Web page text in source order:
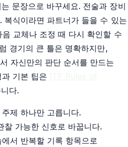
문장으로 바꾸세요. 전술과 장비
복식이라면 파트너가 들을 수 있는
교체나 조정 때 다시 확인할 수
경기의 큰 틀은 명확하지만,
자신만의 판단 순서를 만드는
기본 팁은
다.
제 하나만 고릅니다.
찰 가능한 신호로 바꿉니다.
서 반복할 기록 항목으로